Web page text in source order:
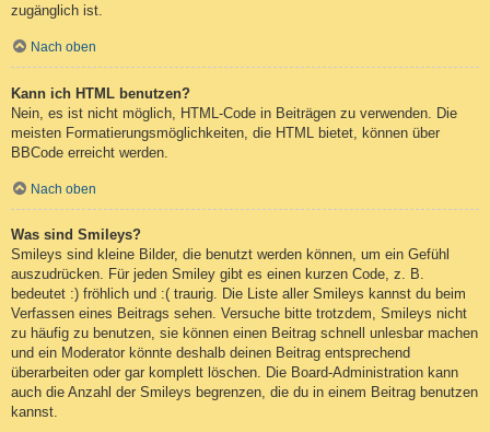
zugänglich ist.
Nach oben
Kann ich HTML benutzen?
Nein, es ist nicht möglich, HTML-Code in Beiträgen zu verwenden. Die
meisten Formatierungsmöglichkeiten, die HTML bietet, können über
BBCode erreicht werden.
Nach oben
Was sind Smileys?
Smileys sind kleine Bilder, die benutzt werden können, um ein Gefühl
auszudrücken. Für jeden Smiley gibt es einen kurzen Code, z. B.
bedeutet :) fröhlich und :( traurig. Die Liste aller Smileys kannst du beim
Verfassen eines Beitrags sehen. Versuche bitte trotzdem, Smileys nicht
zu häufig zu benutzen, sie können einen Beitrag schnell unlesbar machen
und ein Moderator könnte deshalb deinen Beitrag entsprechend
überarbeiten oder gar komplett löschen. Die Board-Administration kann
auch die Anzahl der Smileys begrenzen, die du in einem Beitrag benutzen
kannst.